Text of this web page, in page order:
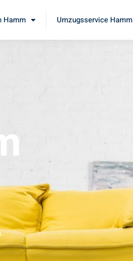
Hamm Umzugsservice Hamm
.